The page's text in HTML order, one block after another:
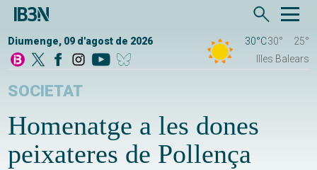
Diumenge, 09 d'agost de 2026 30°C30°
25°
Illes Balears
SOCIETAT
Homenatge a les dones
peixateres de Pollença